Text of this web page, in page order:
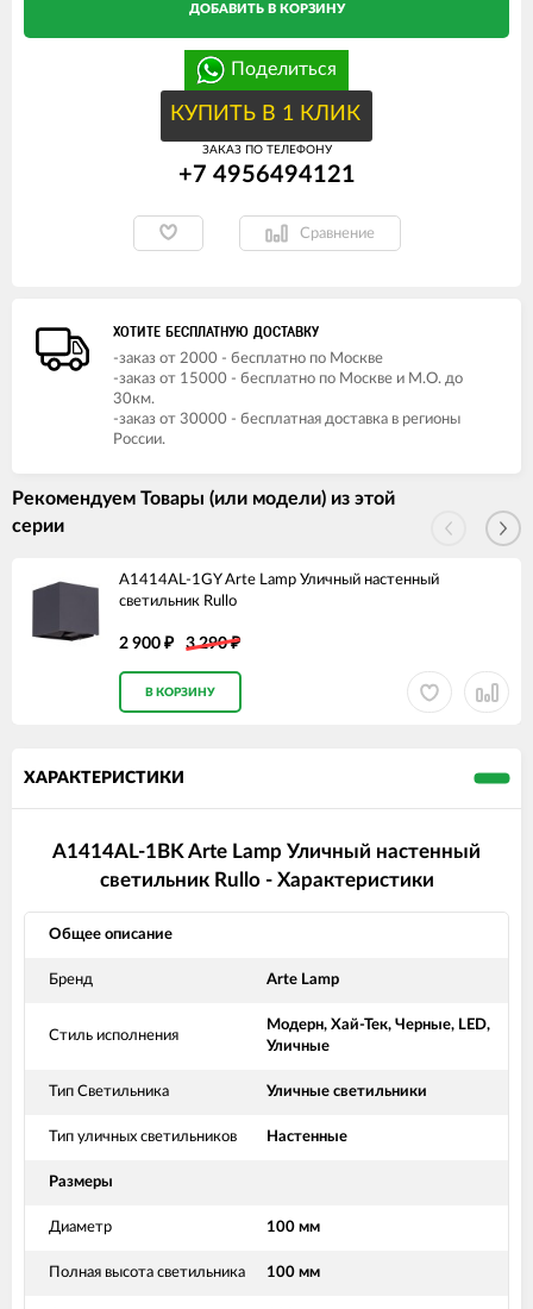
ДОБАВИТЬ В КОРЗИНУ
Поделиться
КУПИТЬ В 1 КЛИК
ЗАКАЗ ПО ТЕЛЕФОНУ
+7 4956494121
Сравнение
ХОТИТЕ БЕСПЛАТНУЮ ДОСТАВКУ
-заказ от 2000 - бесплатно по Москве
-заказ от 15000 - бесплатно по Москве и М.О. до
30км.
-заказ от 30000 - бесплатная доставка в регионы
России.
Рекомендуем Товары (или модели) из этой
серии
A1414AL-1GY Arte Lamp Уличный настенный
светильник Rullo
2 900 ₽ 3 290₽
В КОРЗИНУ
ХАРАКТЕРИСТИКИ
A1414AL-1BK Arte Lamp Уличный настенный
светильник Rullo - Характеристики
Общее описание
Бренд Arte Lamp
Стиль исполнения
Модерн, Хай-Тек, Черные, LED,
Уличные
Тип Светильника Уличные светильники
Тип уличных светильников Настенные
Размеры
Диаметр 100 мм
Полная высота светильника 100 мм